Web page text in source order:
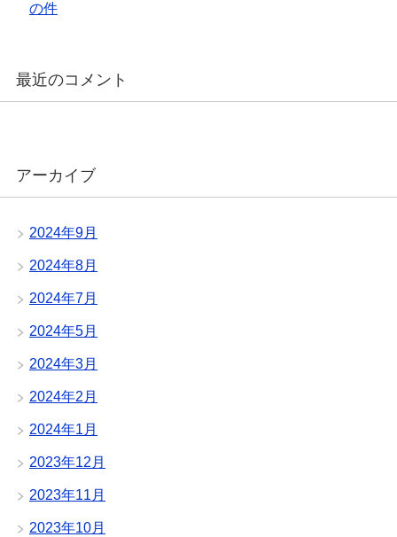
の件
最近のコメント
アーカイブ
2024年9月
2024年8月
2024年7月
2024年5月
2024年3月
2024年2月
2024年1月
2023年12月
2023年11月
2023年10月